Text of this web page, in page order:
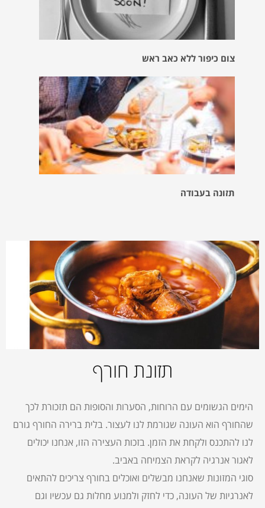
צום כיפור ללא כאב ראש
תזונה בעבודה
תזונת חורף
הימים הגשומים עם הרוחות, הסערות והסופות הם תזכורת לכך
שהחורף הוא העונה שגורמת לנו לעצור. בלית ברירה החורף גורם
לנו להתכנס ולקחת את הזמן. בזכות העצירה הזו, אנחנו יכולים
לאגור אנרגיה לקראת הצמיחה באביב.
סוגי המזונות שאנחנו מבשלים ואוכלים בחורף צריכים להתאים
לאנרגיות של העונה, כדי לחזק ולמנוע מחלות גם עכשיו וגם